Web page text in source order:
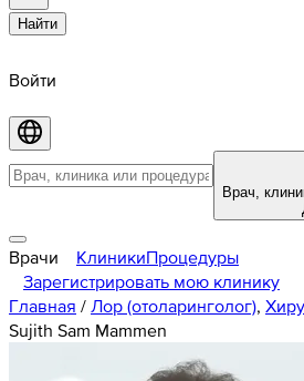
Найти
Войти
Врач,
Врачи КлиникиПроцедуры
Зарегистрировать мою клинику
Главная / Лор (отоларинголог),
Sujith Sam Mammen